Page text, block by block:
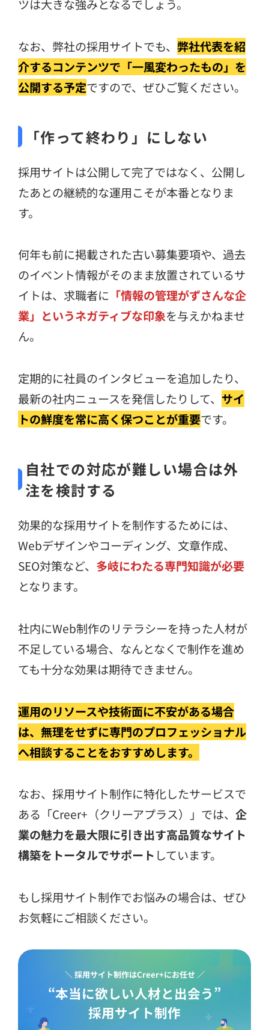
ツは大きな強みとなるでしょう。
なお、弊社の採用サイトでも、 弊社代表を紹
介するコンテンツで「一風変わったもの」を
公開する予定ですので、ぜひご覧ください。
「作って終わり」にしない
採用サイトは公開して完了ではなく、公開し
たあとの継続的な運用こそが本番となりま
す。
何年も前に掲載された古い募集要項や、過去
のイベント情報がそのまま放置されているサ
イトは、求職者に 「情報の管理がずさんな企
業」というネガティブな印象を与えかねませ
ん。
定期的に社員のインタビューを追加したり、
最新の社内ニュースを発信したりして、 サイ
トの鮮度を常に高く保つことが重要です。
自社での対応が難しい場合は外
注を検討する
効果的な採用サイトを制作するためには、
Webデザインやコーディング、文章作成、
SEO対策など、 多岐にわたる専門知識が必要
となります。
社内にWeb制作のリテラシーを持った人材が
不足している場合、なんとなくで制作を進め
ても十分な効果は期待できません。
運用のリソースや技術面に不安がある場合
は、無理をせずに専門のプロフェッショナル
へ相談することをおすすめします。
なお、採用サイト制作に特化したサービスで
ある「Creer+（クリーアプラス）」では、 企
業の魅力を最大限に引き出す高品質なサイト
構築をトータルでサポート しています。
もし採用サイト制作でお悩みの場合は、ぜひ
お気軽にご相談ください。
＼ 採用サイト制作はCreer+にお任せ ／
“本当に欲しい人材と出会う”
採用サイト制作